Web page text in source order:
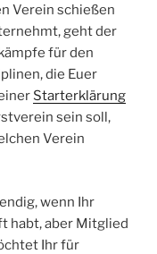
Verein schießen
geht der
für den
die Euer
Starterklärung
sein soll,
Verein
wenn Ihr
habt, aber Mitglied
Ihr für